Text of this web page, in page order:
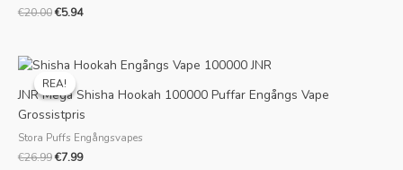
€20.00€5.94
REA!
REA!
JNR Mega Shisha Hookah 100000 Puffar Engångs Vape
Grossistpris
Stora Puffs Engångsvapes
€26.99
Ursprungligt
pris
var:
€26.99.
€7.99
Nuvarande
är: